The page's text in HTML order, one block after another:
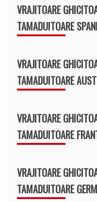
VRAJITOARE
TAMADUITOARE
VRAJITOARE
TAMADUITOARE
VRAJITOARE
TAMADUITOARE
VRAJITOARE
TAMADUITOARE